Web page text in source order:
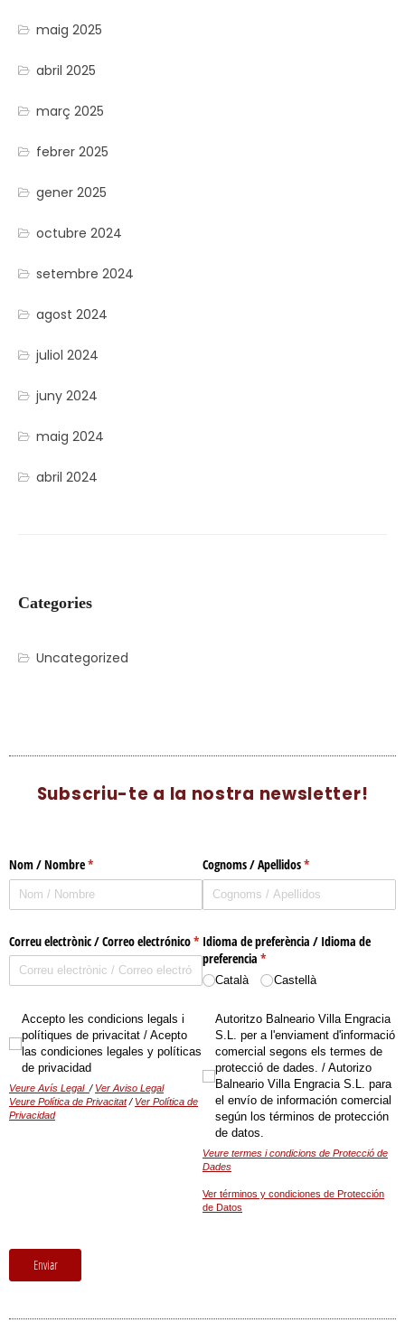
maig 2025
abril 2025
març 2025
febrer 2025
gener 2025
octubre 2024
setembre 2024
agost 2024
juliol 2024
juny 2024
maig 2024
abril 2024
Categories
Uncategorized
Subscriu-te a la nostra newsletter!